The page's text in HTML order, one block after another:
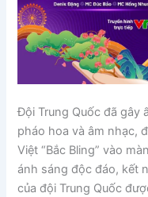
Đội Trung Quốc đã gây
pháo hoa và âm nhạc,
Việt “Bắc Bling” vào
ánh sáng độc đáo, kết
của đội Trung Quốc